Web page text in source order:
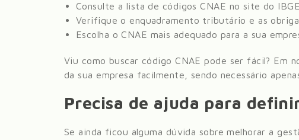
Consulte a lista de códigos CNAE no site do
Verifique o enquadramento tributário e as
Escolha o CNAE mais adequado para a sua
Viu como buscar código CNAE pode ser fácil? Em
da sua empresa facilmente, sendo necessário
Precisa de ajuda para definir
Se ainda ficou alguma dúvida sobre melhorar a